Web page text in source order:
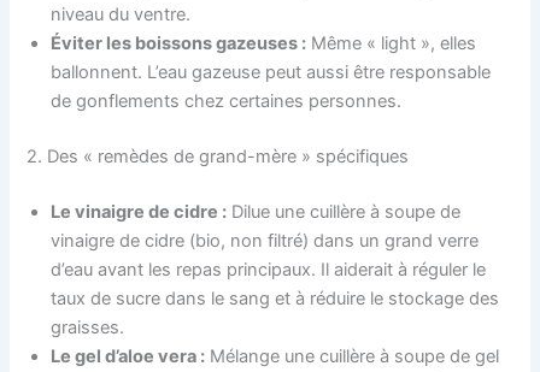
niveau du ventre.
Éviter les boissons gazeuses : Même « light », elles
ballonnent. L’eau gazeuse peut aussi être responsable
de gonflements chez certaines personnes.
2. Des « remèdes de grand-mère » spécifiques
Le vinaigre de cidre : Dilue une cuillère à soupe de
vinaigre de cidre (bio, non filtré) dans un grand verre
d’eau avant les repas principaux. Il aiderait à réguler le
taux de sucre dans le sang et à réduire le stockage des
graisses.
Le gel d’aloe vera : Mélange une cuillère à soupe de gel